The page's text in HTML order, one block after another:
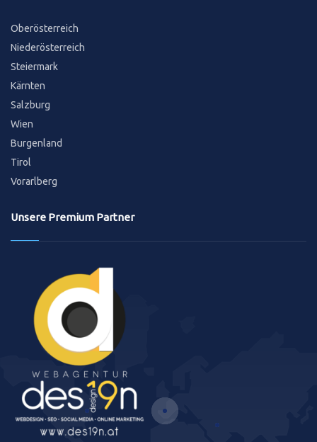
Oberösterreich
Niederösterreich
Steiermark
Kärnten
Salzburg
Wien
Burgenland
Tirol
Vorarlberg
Unsere Premium Partner